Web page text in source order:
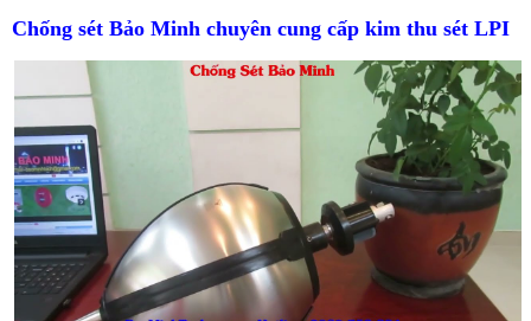
Chống sét Bảo Minh chuyên cung cấp kim thu sét LPI